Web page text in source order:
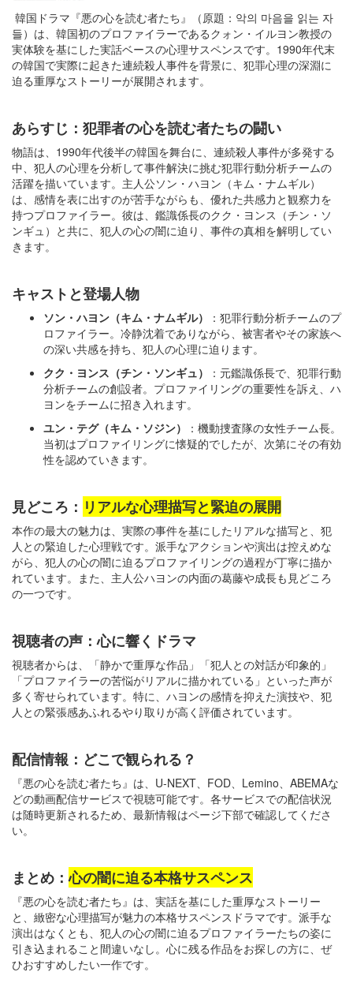
韓国ドラマ『悪の心を読む者たち』（原題：악의 마음을 읽는 자
들）は、韓国初のプロファイラーであるクォン・イルヨン教授の
実体験を基にした実話ベースの心理サスペンスです。1990年代末
の韓国で実際に起きた連続殺人事件を背景に、犯罪心理の深淵に
迫る重厚なストーリーが展開されます。
あらすじ：犯罪者の心を読む者たちの闘い
物語は、1990年代後半の韓国を舞台に、連続殺人事件が多発する
中、犯人の心理を分析して事件解決に挑む犯罪行動分析チームの
活躍を描いています。主人公ソン・ハヨン（キム・ナムギル）
は、感情を表に出すのが苦手ながらも、優れた共感力と観察力を
持つプロファイラー。彼は、鑑識係長のクク・ヨンス（チン・ソ
ンギュ）と共に、犯人の心の闇に迫り、事件の真相を解明してい
きます。
キャストと登場人物
ソン・ハヨン（キム・ナムギル）
：犯罪行動分析チームのプ
ロファイラー。冷静沈着でありながら、被害者やその家族へ
の深い共感を持ち、犯人の心理に迫ります。
クク・ヨンス（チン・ソンギュ）
：元鑑識係長で、犯罪行動
分析チームの創設者。プロファイリングの重要性を訴え、ハ
ヨンをチームに招き入れます。
ユン・テグ（キム・ソジン）
：機動捜査隊の女性チーム長。
当初はプロファイリングに懐疑的でしたが、次第にその有効
性を認めていきます。
見どころ： リアルな心理描写と緊迫の展開
本作の最大の魅力は、実際の事件を基にしたリアルな描写と、犯
人との緊迫した心理戦です。派手なアクションや演出は控えめな
がら、犯人の心の闇に迫るプロファイリングの過程が丁寧に描か
れています。また、主人公ハヨンの内面の葛藤や成長も見どころ
の一つです。
視聴者の声：心に響くドラマ
視聴者からは、「静かで重厚な作品」「犯人との対話が印象的」
「プロファイラーの苦悩がリアルに描かれている」といった声が
多く寄せられています。特に、ハヨンの感情を抑えた演技や、犯
人との緊張感あふれるやり取りが高く評価されています。
配信情報：どこで観られる？
『悪の心を読む者たち』は、U-NEXT、FOD、Lemino、ABEMAな
どの動画配信サービスで視聴可能です。各サービスでの配信状況
は随時更新されるため、最新情報はページ下部で確認してくださ
い。
まとめ：心の闇に迫る本格サスペンス
『悪の心を読む者たち』は、実話を基にした重厚なストーリー
と、緻密な心理描写が魅力の本格サスペンスドラマです。派手な
演出はなくとも、犯人の心の闇に迫るプロファイラーたちの姿に
引き込まれること間違いなし。心に残る作品をお探しの方に、ぜ
ひおすすめしたい一作です。